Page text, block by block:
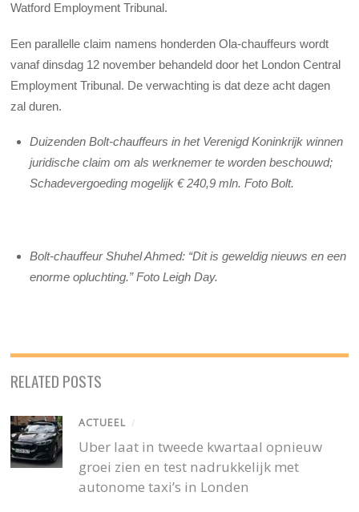
Watford Employment Tribunal.
Een parallelle claim namens honderden Ola-chauffeurs wordt
vanaf dinsdag 12 november behandeld door het London Central
Employment Tribunal. De verwachting is dat deze acht dagen
zal duren.
Duizenden Bolt-chauffeurs in het Verenigd Koninkrijk winnen
juridische claim om als werknemer te worden beschouwd;
Schadevergoeding mogelijk € 240,9 mln. Foto Bolt.
Bolt-chauffeur Shuhel Ahmed: “Dit is geweldig nieuws en een
enorme opluchting.” Foto Leigh Day.
RELATED POSTS
ACTUEEL /
Uber laat in tweede kwartaal opnieuw
groei zien en test nadrukkelijk met
autonome taxi’s in Londen